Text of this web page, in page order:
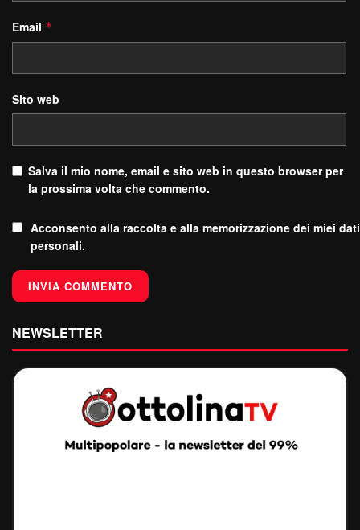
Email *
Sito web
Salva il mio nome, email e sito web in questo browser per
la prossima volta che commento.
Acconsento alla raccolta e alla memorizzazione dei miei dati
personali.
NEWSLETTER